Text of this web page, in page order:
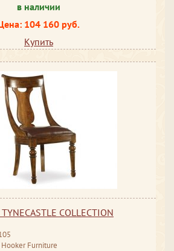
в наличии
104 160 руб.
Купить
COLLECTION
Furniture